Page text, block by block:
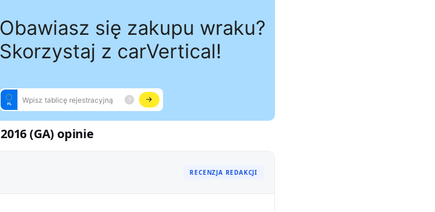
(GA) opinie
RECENZJA REDAKCJI